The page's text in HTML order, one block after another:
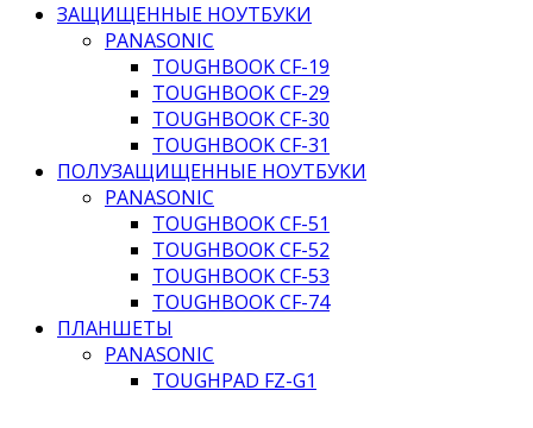
ЗАЩИЩЕННЫЕ НОУТБУКИ
PANASONIC
TOUGHBOOK CF-19
TOUGHBOOK CF-29
TOUGHBOOK CF-30
TOUGHBOOK CF-31
ПОЛУЗАЩИЩЕННЫЕ НОУТБУКИ
PANASONIC
TOUGHBOOK CF-51
TOUGHBOOK CF-52
TOUGHBOOK CF-53
TOUGHBOOK CF-74
ПЛАНШЕТЫ
PANASONIC
TOUGHPAD FZ-G1